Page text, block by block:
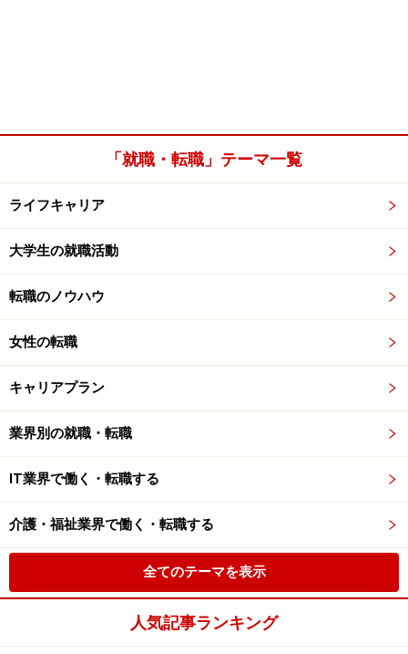
「就職・転職」テーマ一覧
ライフキャリア
大学生の就職活動
転職のノウハウ
女性の転職
キャリアプラン
業界別の就職・転職
IT業界で働く・転職する
介護・福祉業界で働く・転職する
全てのテーマを表示
人気記事ランキング